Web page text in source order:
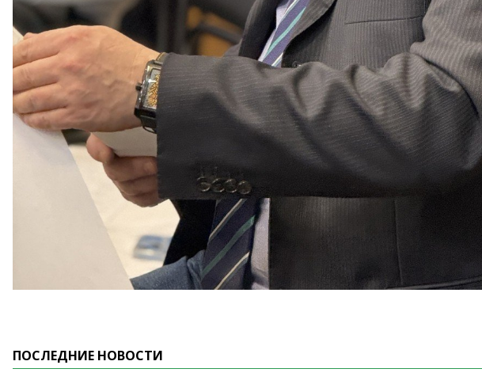
ПОСЛЕДНИЕ НОВОСТИ